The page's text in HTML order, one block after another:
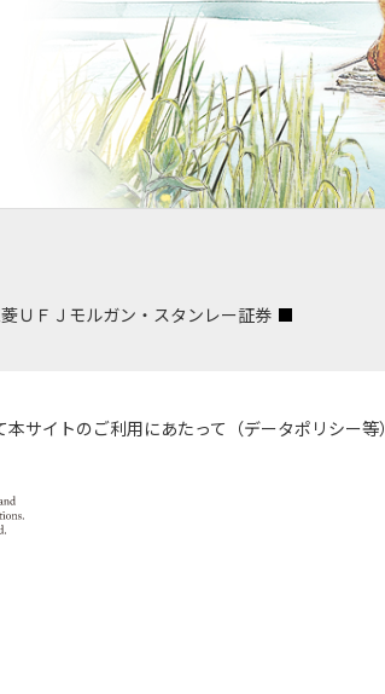
ＵＦＪモルガン・スタンレー証券
本サイトのご利用にあたって（データポリシー等